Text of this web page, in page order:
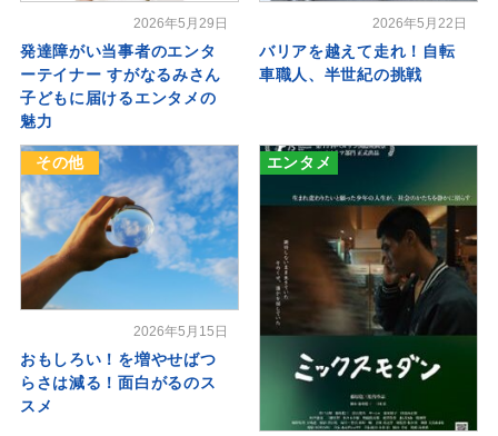
2026年5月29日
発達障がい当事者のエンタ
ーテイナー すがなるみさん
子どもに届けるエンタメの
魅力
2026年5月22日
バリアを越えて走れ！自転
車職人、半世紀の挑戦
その他
2026年5月15日
おもしろい！を増やせばつ
らさは減る！面白がるのス
スメ
エンタメ